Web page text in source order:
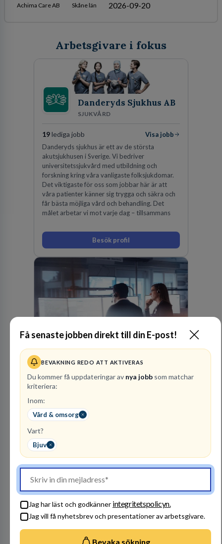
Få senaste jobben direkt till din E-post!
BEVAKNING REDO ATT AKTIVERAS
Du kommer få uppdateringar av nya jobb som matchar
kriteriera:
Inom:
Vård & omsorg
Vart?
Bjuv
Jag har läst och godkänner integritetspolicyn.
Jag vill få nyhetsbrev och presentationer av arbetsgivare.
Bevaka sökning
Achima Care AB Skåne län 2026-09-20
Arbetsgivare i fokus
Danderyds Sjukhus AB
SJUKVÅRD
19lediga jobb
Visa jobb
Danderyds sjukhus är ett av de största
akutsjukhusen i Sverige. Vi bedriver
universitetssjukvård med utbildning och
forskning kring våra vanligaste folksjukdomar.
Det viktigaste för oss som jobbar här är att
våra patienter känner sig trygga och säkra och
får bästa möjliga vård och behandling. Det
målet arbetar vi mot varje dag – tillsammans
Besök profil
SOS Alarm Sverige AB
SÄKERHETSSYSTEMTJÄNSTER
11lediga jobb
Visa jobb
Oavsett vem du är eller var du befinner dig kan
du lita på oss när krisen är framme. Dag som
natt, året om ser vi till att rätt hjälp finns på rätt
plats i rätt tid.